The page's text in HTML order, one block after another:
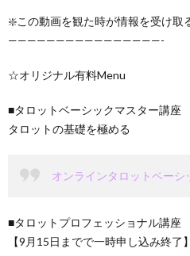
❇️この動画を観た時が情報を受け取
————————————————-
☆オリジナル有料Menu
■タロットベーシックマスター講座
タロットの基礎を極める
オンラインタロットベーシ
■タロットプロフェッショナル講座
【9月15日までで一時申し込み終了】